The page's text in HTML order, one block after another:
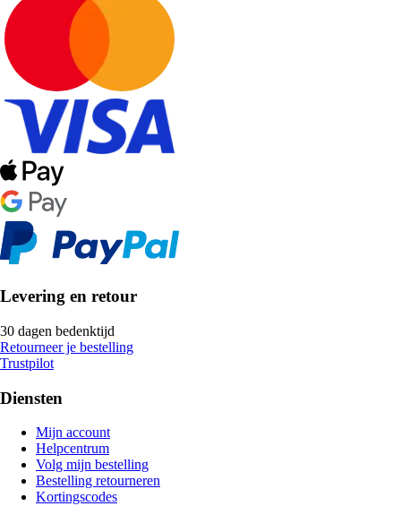
Levering en retour
30 dagen bedenktijd
Retourneer je bestelling
Trustpilot
Diensten
Mijn account
Helpcentrum
Volg mijn bestelling
Bestelling retourneren
Kortingscodes